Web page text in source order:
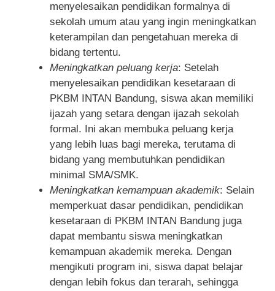
menyelesaikan pendidikan formalnya di
sekolah umum atau yang ingin meningkatkan
keterampilan dan pengetahuan mereka di
bidang tertentu.
Meningkatkan peluang kerja: Setelah
menyelesaikan pendidikan kesetaraan di
PKBM INTAN Bandung, siswa akan memiliki
ijazah yang setara dengan ijazah sekolah
formal. Ini akan membuka peluang kerja
yang lebih luas bagi mereka, terutama di
bidang yang membutuhkan pendidikan
minimal SMA/SMK.
Meningkatkan kemampuan akademik: Selain
memperkuat dasar pendidikan, pendidikan
kesetaraan di PKBM INTAN Bandung juga
dapat membantu siswa meningkatkan
kemampuan akademik mereka. Dengan
mengikuti program ini, siswa dapat belajar
dengan lebih fokus dan terarah, sehingga